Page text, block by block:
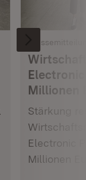
Millionen
Stärkung
Electronic
Millionen